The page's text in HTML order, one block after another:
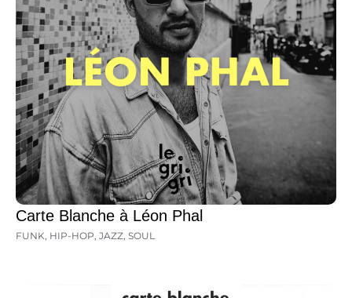
Carte Blanche à Léon Phal
FUNK, HIP-HOP, JAZZ, SOUL